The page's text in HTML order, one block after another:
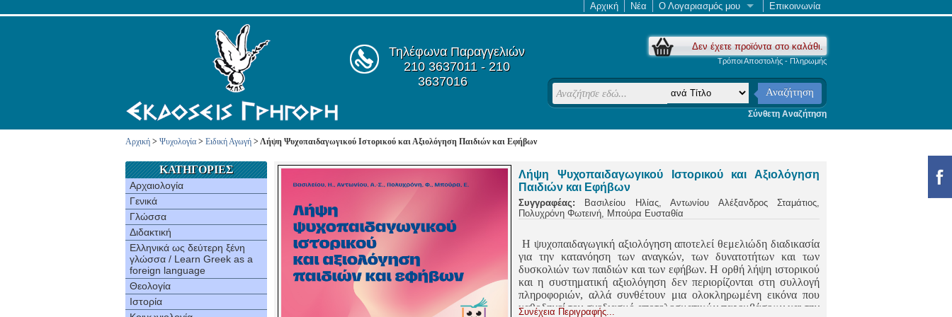
Αρχική Νέα Ο Λογαριασμός μου Επικοινωνία
Τηλέφωνα Παραγγελιών
210 3637011 - 210
3637016
Δεν έχετε προϊόντα στο καλάθι.
Τρόποι Αποστολής - Πληρωμής
Αναζήτηση
Σύνθετη Αναζήτηση
Αρχική > Ψυχολογία > Ειδική Αγωγή > Λήψη Ψυχοπαιδαγωγικού Ιστορικού και Αξιολόγηση Παιδιών και Εφήβων
ΚΑΤΗΓΟΡΙΕΣ
Αρχαιολογία
Γενικά
Γλώσσα
Διδακτική
Ελληνικά ως δεύτερη ξένη
γλώσσα / Learn Greek as a
foreign language
Θεολογία
Ιστορία
Λήψη Ψυχοπαιδαγωγικού Ιστορικού και Αξιολόγηση
Παιδιών και Εφήβων
Συγγραφέας:
Βασιλείου Ηλίας, Αντωνίου Αλέξανδρος Σταμάτιος,
Πολυχρόνη Φωτεινή, Μπούρα Ευσταθία
Η ψυχοπαιδαγωγική αξιολόγηση αποτελεί θεμελιώδη διαδικασία
για την κατανόηση των αναγκών, των δυνατοτήτων και των
δυσκολιών των παιδιών και των εφήβων. Η ορθή λήψη ιστορικού
και η συστηματική αξιολόγηση δεν περιορίζονται στη συλλογή
πληροφοριών, αλλά συνθέτουν μια ολοκληρωμένη εικόνα που
καθοδηγεί τον σχεδιασμό αποτελεσματικών παρεμβάσεων και την
Συνέχεια Περιγραφής...